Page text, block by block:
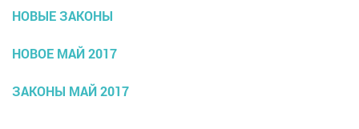
НОВЫЕ ЗАКОНЫ
НОВОЕ МАЙ 2017
ЗАКОНЫ МАЙ 2017